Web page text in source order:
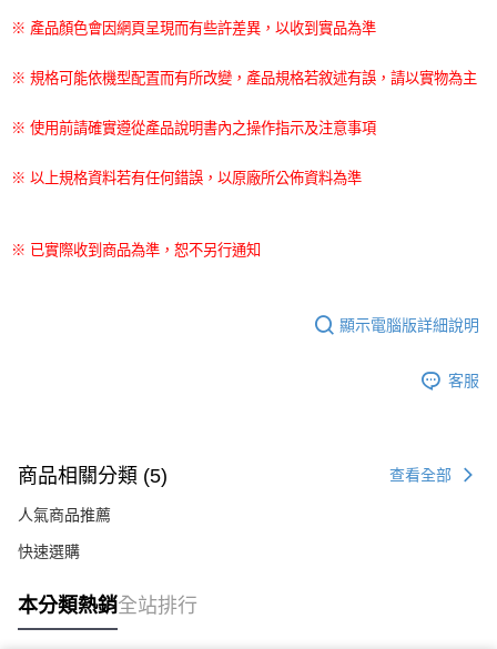
※ 產品顏色會因網頁呈現而有些許差異，以收到實品為準
※ 規格可能依機型配置而有所改變，產品規格若敘述有誤，請以實物為主
※ 使用前請確實遵從產品說明書內之操作指示及注意事項
※ 以上規格資料若有任何錯誤，以原廠所公佈資料為準
※ 已實際收到商品為準，恕不另行通知
顯示電腦版詳細說明
客服
商品相關分類 (5) 查看全部
人氣商品推薦
快速選購
本分類熱銷全站排行